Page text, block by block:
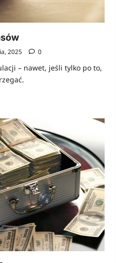
2025 0
– nawet, jeśli tylko po to,